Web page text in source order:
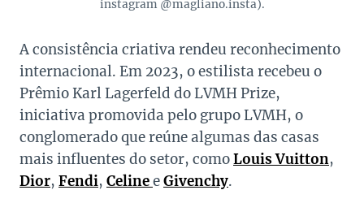
instagram @magliano.insta).
A consistência criativa rendeu reconhecimento
internacional. Em 2023, o estilista recebeu o
Prêmio Karl Lagerfeld do LVMH Prize,
iniciativa promovida pelo grupo LVMH, o
conglomerado que reúne algumas das casas
mais influentes do setor, comoLouis Vuitton,
Dior, Fendi, CelineeGivenchy.